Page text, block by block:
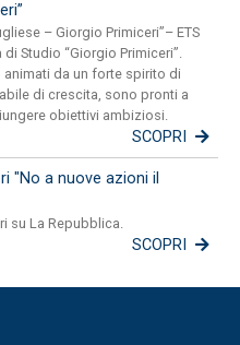
– Giorgio Primiceri”– ETS
Studio “Giorgio Primiceri”.
animati da un forte spirito di
di crescita, sono pronti a
obiettivi ambiziosi.
SCOPRI
"No a nuove azioni il
su La Repubblica.
SCOPRI